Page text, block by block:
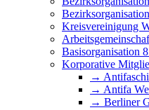
Kreisvereinigung
Basisorganisation
Korporative
→
→ Antifa
→ Berliner